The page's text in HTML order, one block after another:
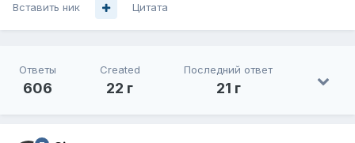
Вставить ник Цитата
Ответы
606
Created
22 г
Последний ответ
21 г